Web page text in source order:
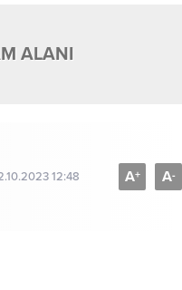
ALANI
12:48 A+ A-